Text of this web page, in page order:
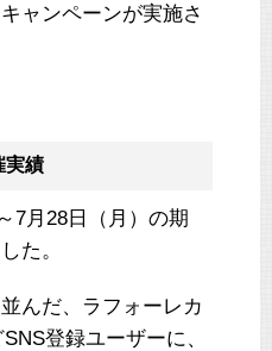
ャンペーンが実施さ
実績
7月28日（月）の期
た。
んだ、ラフォーレカ
登録ユーザーに、